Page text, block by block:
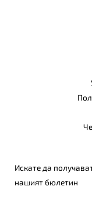
Искате да
нашият бюлетин